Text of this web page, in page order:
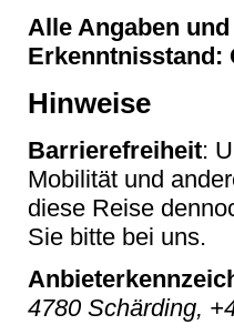
Alle Angaben
Erkenntnisstand:
Hinweise
Barrierefreiheit:
Mobilität und
diese Reise
Sie bitte bei uns.
4780 Schärding,